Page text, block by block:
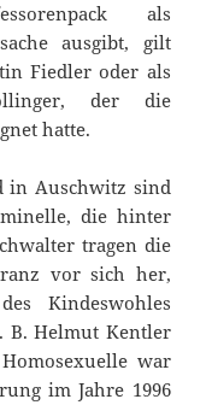
als
ausgibt, gilt
Fiedler oder als
der die
hatte.
in Auschwitz sind
die hinter
tragen die
vor sich her,
Kindeswohles
B. Helmut Kentler
Homosexuelle war
im Jahre 1996